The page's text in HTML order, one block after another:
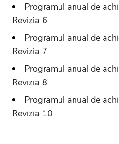
Programul anual de
Revizia 6
Programul anual de
Revizia 7
Programul anual de
Revizia 8
Programul anual de
Revizia 10